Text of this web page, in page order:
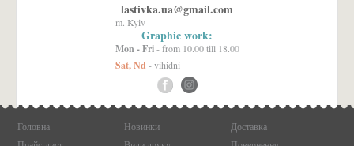
lastivka.ua@gmail.com
m. Kyiv
Graphic work:
Mon - Fri- from 10.00 till 18.00
Sat, Nd - vihidni
Головна Новинки
Доставка